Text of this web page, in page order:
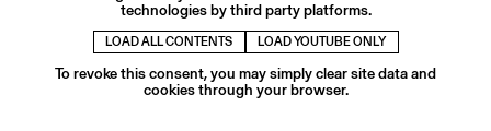
technologies by third party platforms.
LOAD ALL CONTENTS LOAD YOUTUBE ONLY
To revoke this consent, you may simply clear site data and
cookies through your browser.